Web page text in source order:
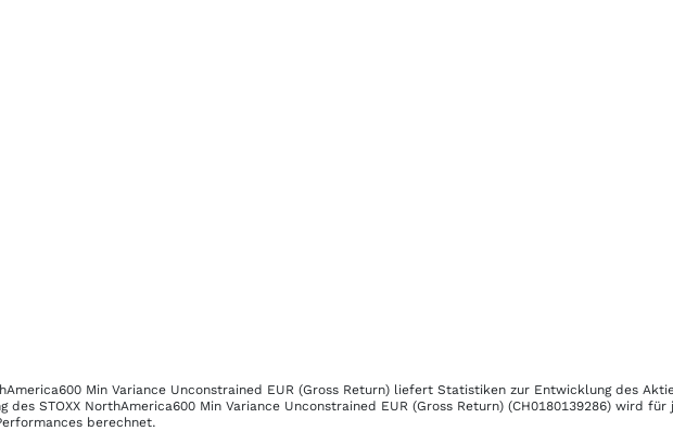
Min Variance Unconstrained EUR (Gross Return) liefert Statistiken zur Entwicklung des
des STOXX NorthAmerica600 Min Variance Unconstrained EUR (Gross Return) (CH0180139286) wird für
berechnet.